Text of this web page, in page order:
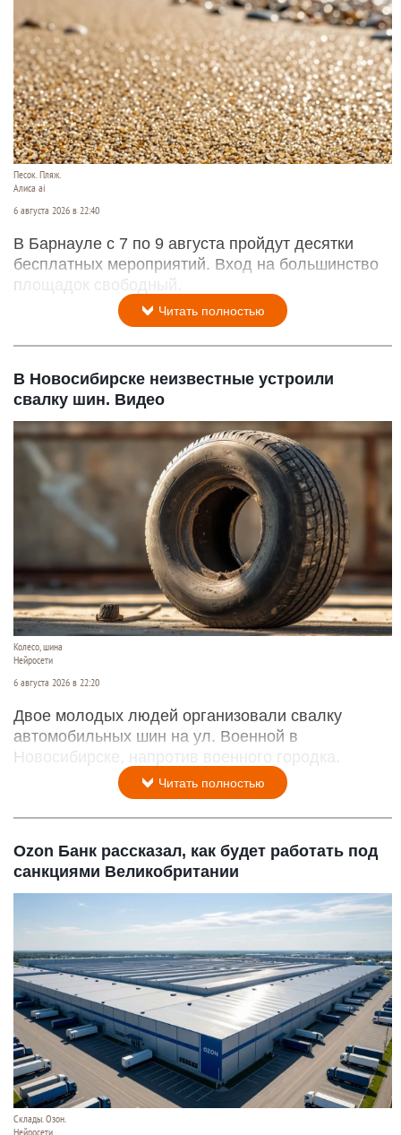
Песок. Пляж.
Алиса ai
6 августа 2026 в 22:40
В Барнауле с 7 по 9 августа пройдут десятки
бесплатных мероприятий. Вход на большинство
площадок свободный.
Читать полностью
В Новосибирске неизвестные устроили
свалку шин. Видео
Колесо, шина
Нейросети
6 августа 2026 в 22:20
Двое молодых людей организовали свалку
автомобильных шин на ул. Военной в
Новосибирске, напротив военного городка.
Читать полностью
Ozon Банк рассказал, как будет работать под
санкциями Великобритании
Склады. Озон.
Нейросети